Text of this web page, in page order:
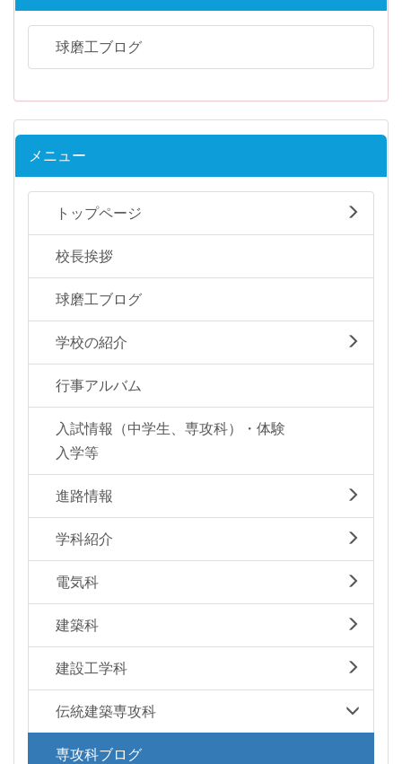
球磨工ブログ
メニュー
トップページ
校長挨拶
球磨工ブログ
学校の紹介
行事アルバム
入試情報（中学生、専攻科）・体験
入学等
進路情報
学科紹介
電気科
建築科
建設工学科
伝統建築専攻科
専攻科ブログ